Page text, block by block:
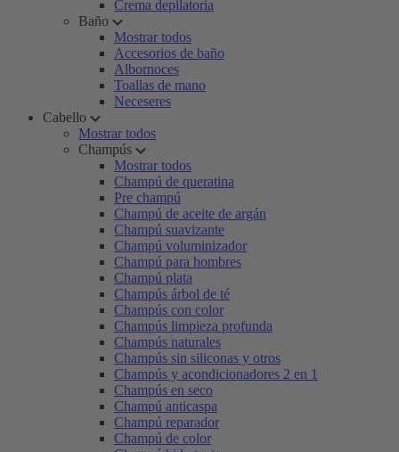
Crema depilatoria
Baño
Mostrar todos
Accesorios de baño
Albornoces
Toallas de mano
Neceseres
Cabello
Mostrar todos
Champús
Mostrar todos
Champú de queratina
Pre champú
Champú de aceite de argán
Champú suavizante
Champú voluminizador
Champú para hombres
Champú plata
Champús árbol de té
Champús con color
Champús limpieza profunda
Champús naturales
Champús sin siliconas y otros
Champús y acondicionadores 2 en 1
Champús en seco
Champú anticaspa
Champú reparador
Champú de color